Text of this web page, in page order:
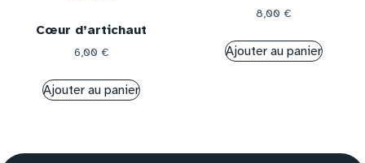
Cœur d’artichaut
6,00 €
Ajouter au panier
8,00 €
Ajouter au panier